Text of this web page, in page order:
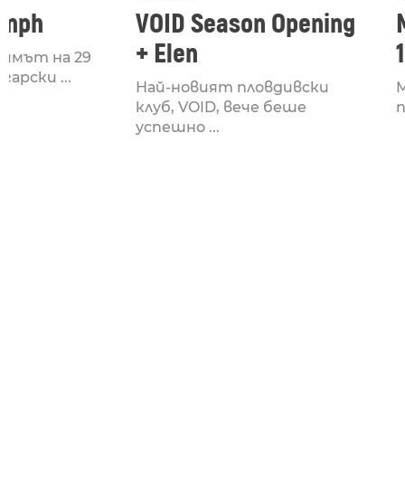
на 29
...
VOID Season Opening
+ Elen
Най-новият пловдивски
клуб, VOID, вече беше
успешно ...